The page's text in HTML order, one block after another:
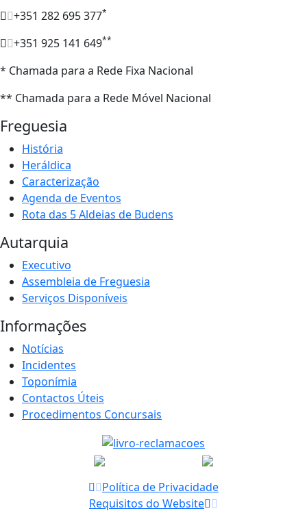
+351 282 695 377*
+351 925 141 649**
* Chamada para a Rede Fixa Nacional
** Chamada para a Rede Móvel Nacional
Freguesia
História
Heráldica
Caracterização
Agenda de Eventos
Rota das 5 Aldeias de Budens
Autarquia
Executivo
Assembleia de Freguesia
Serviços Disponíveis
Informações
Notícias
Incidentes
Toponímia
Contactos Úteis
Procedimentos Concursais
Política de Privacidade
Requisitos do Website